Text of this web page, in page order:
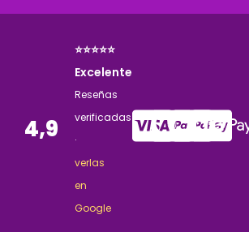
4,9
⭐⭐⭐⭐⭐
Excelente
Reseñas
verificadas
·
verlas
en
Google